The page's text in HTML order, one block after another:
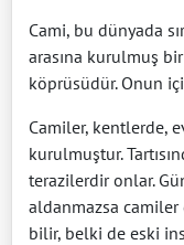
Cami, bu dünyada
arasına kurulmuş
köprüsüdür. Onun
Camiler, kentlerde,
kurulmuştur.
terazilerdir onlar.
aldanmazsa camiler
bilir, belki de eski